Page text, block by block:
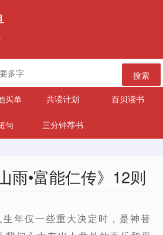
搜索
买单 共读计划 百贝读书
句
三分钟荐书
雨•富能仁传》12则
年仅一些重大决定时，是神替